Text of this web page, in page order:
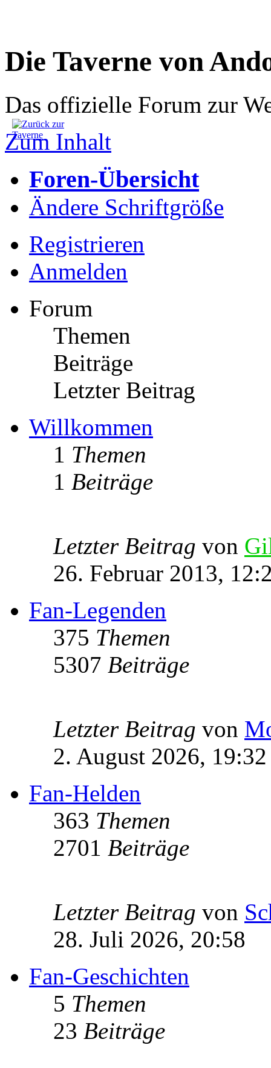
Die Taverne von
Das offizielle Forum zur
Zum Inhalt
Foren-Übersicht
Ändere Schriftgröße
Registrieren
Anmelden
Forum
Themen
Beiträge
Letzter Beitrag
Willkommen
1 Themen
1 Beiträge
Letzter Beitrag von
26. Februar 2013,
Fan-Legenden
375 Themen
5307 Beiträge
Letzter Beitrag von
2. August 2026, 19:32
Fan-Helden
363 Themen
2701 Beiträge
Letzter Beitrag von
28. Juli 2026, 20:58
Fan-Geschichten
5 Themen
23 Beiträge